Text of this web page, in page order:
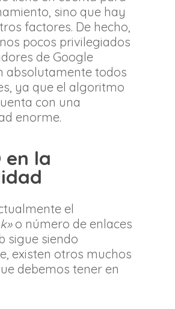
sino que hay
factores. De hecho,
pocos privilegiados
de Google
absolutamente todos
ya que el algoritmo
con una
enorme.
en la
el
o número de enlaces
sigue siendo
existen otros muchos
debemos tener en